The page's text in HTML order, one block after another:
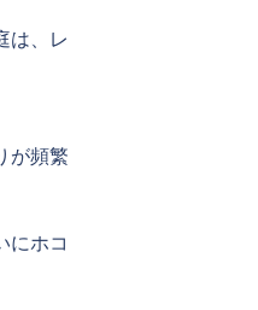
は、レ
が頻繁
にホコ